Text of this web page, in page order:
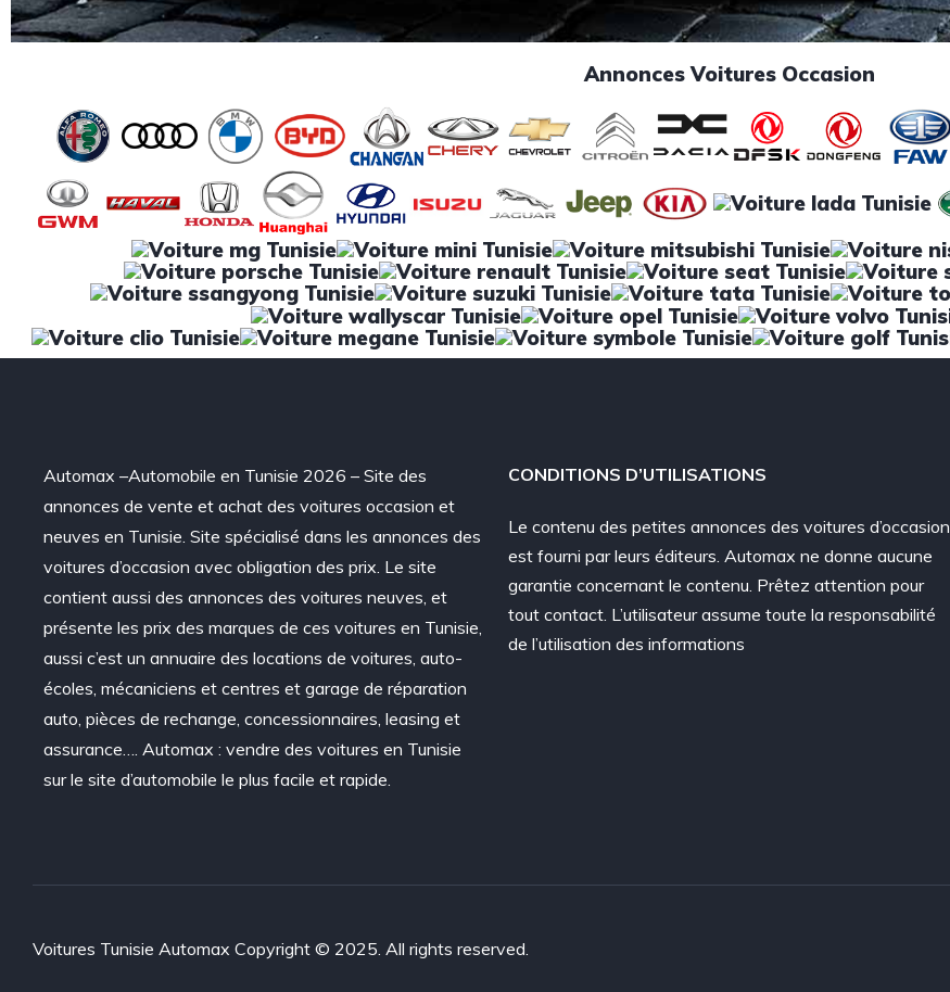
Annonces Voitures Occasion
Automax –Automobile en Tunisie 2026 – Site des
annonces de vente et achat des voitures occasion et
neuves en Tunisie. Site spécialisé dans les annonces des
voitures d’occasion avec obligation des prix. Le site
contient aussi des annonces des voitures neuves, et
présente les prix des marques de ces voitures en Tunisie,
aussi c’est un annuaire des locations de voitures, auto-
écoles, mécaniciens et centres et garage de réparation
auto, pièces de rechange, concessionnaires, leasing et
assurance…. Automax : vendre des voitures en Tunisie
sur le site d’automobile le plus facile et rapide.
CONDITIONS D’UTILISATIONS
Le contenu des petites annonces des voitures d’occasion
est fourni par leurs éditeurs. Automax ne donne aucune
garantie concernant le contenu. Prêtez attention pour
tout contact. L’utilisateur assume toute la responsabilité
de l’utilisation des informations
Voitures Tunisie Automax Copyright © 2025. All rights reserved.